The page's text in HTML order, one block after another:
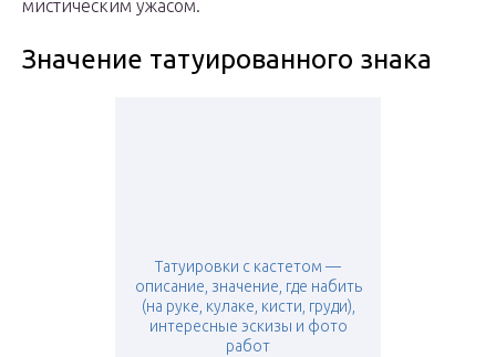
мистическим ужасом.
Значение татуированного знака
Татуировки с кастетом —
описание, значение, где набить
(на руке, кулаке, кисти, груди),
интересные эскизы и фото
работ